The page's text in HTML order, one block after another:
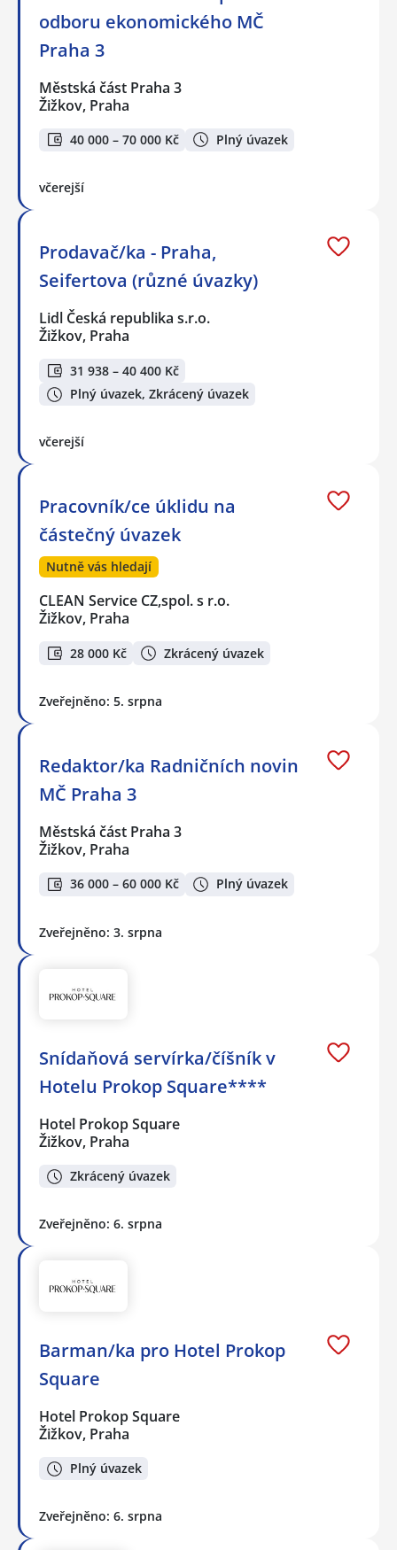
odboru ekonomického MČ
Praha 3
Městská část Praha 3
Žižkov, Praha
40 000 – 70 000 Kč Plný úvazek
včerejší
Prodavač/ka - Praha,
Seifertova (různé úvazky)
Lidl Česká republika s.r.o.
Žižkov, Praha
31 938 – 40 400 Kč
Plný úvazek, Zkrácený úvazek
včerejší
Pracovník/ce úklidu na
částečný úvazek
Nutně vás hledají
CLEAN Service CZ,spol. s r.o.
Žižkov, Praha
28 000 Kč Zkrácený úvazek
Zveřejněno: 5. srpna
Redaktor/ka Radničních novin
MČ Praha 3
Městská část Praha 3
Žižkov, Praha
36 000 – 60 000 Kč Plný úvazek
Zveřejněno: 3. srpna
Snídaňová servírka/číšník v
Hotelu Prokop Square****
Hotel Prokop Square
Žižkov, Praha
Zkrácený úvazek
Zveřejněno: 6. srpna
Barman/ka pro Hotel Prokop
Square
Hotel Prokop Square
Žižkov, Praha
Plný úvazek
Zveřejněno: 6. srpna